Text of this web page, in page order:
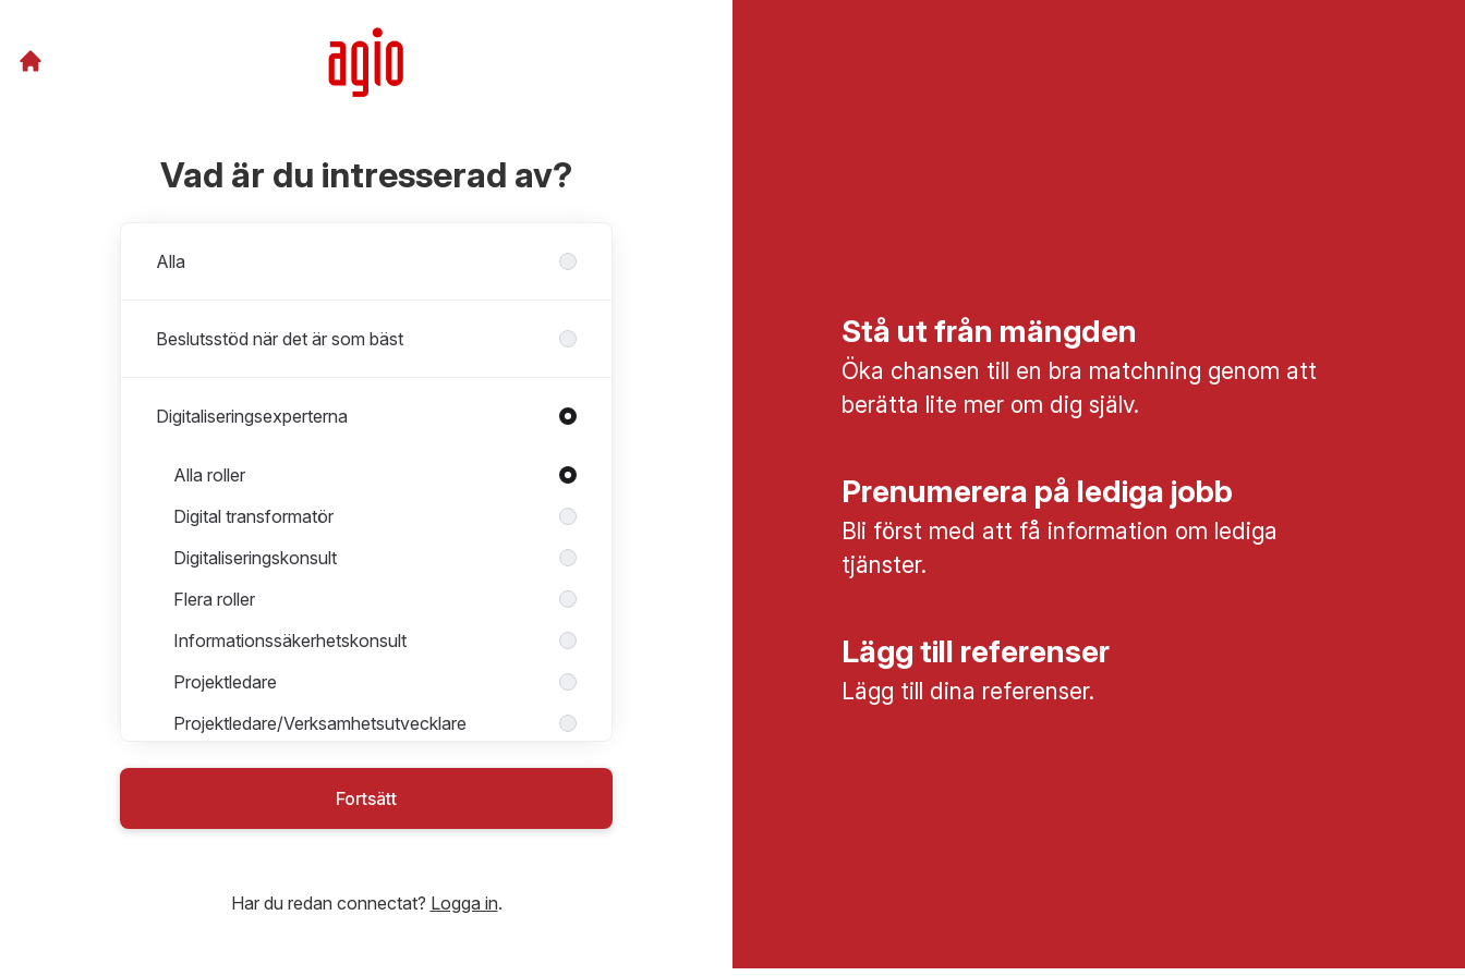
Vad är du intresserad av?
Alla
Beslutsstöd när det är som bäst
Digitaliseringsexperterna
Roller i Digitaliseringsexperterna
Alla roller
Digital transformatör
Digitaliseringskonsult
Flera roller
Informationssäkerhetskonsult
Projektledare
Projektledare/Verksamhetsutvecklare
UX-designer
Fortsätt
Har du redan connectat? Logga in.
Stå ut från mängden
Öka chansen till en bra matchning genom att
berätta lite mer om dig själv.
Prenumerera på lediga jobb
Bli först med att få information om lediga
tjänster.
Lägg till referenser
Lägg till dina referenser.